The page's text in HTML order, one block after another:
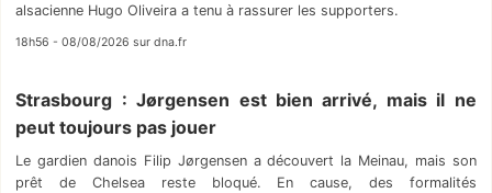
alsacienne Hugo Oliveira a tenu à rassurer les supporters.
18h56 - 08/08/2026 sur dna.fr
Strasbourg : Jørgensen est bien arrivé, mais il ne
peut toujours pas jouer
Le gardien danois Filip Jørgensen a découvert la Meinau, mais son
prêt de Chelsea reste bloqué. En cause, des formalités